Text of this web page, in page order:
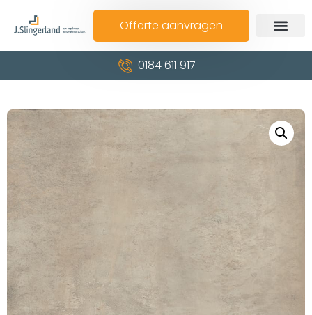
Offerte aanvragen
0184 611 917